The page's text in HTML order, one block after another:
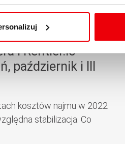
i Rentier.io –
październik i III
kosztów najmu w 2022
stabilizacja. Co